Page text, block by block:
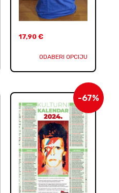
17,90 €
ODABERI OPCIJU
-67%